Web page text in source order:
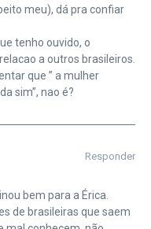
meu), dá pra confiar
tenho ouvido, o
a outros brasileiros.
que ” a mulher
sim”, nao é?
Responder
bem para a Érica.
de brasileiras que saem